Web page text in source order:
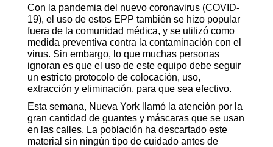
Con la pandemia del nuevo coronavirus (COVID-
19), el uso de estos EPP también se hizo popular
fuera de la comunidad médica, y se utilizó como
medida preventiva contra la contaminación con el
virus. Sin embargo, lo que muchas personas
ignoran es que el uso de este equipo debe seguir
un estricto protocolo de colocación, uso,
extracción y eliminación, para que sea efectivo.
Esta semana, Nueva York llamó la atención por la
gran cantidad de guantes y máscaras que se usan
en las calles. La población ha descartado este
material sin ningún tipo de cuidado antes de